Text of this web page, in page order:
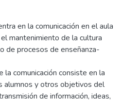
en la comunicación en el aula
mantenimiento de la cultura
de procesos de enseñanza-
comunicación consiste en la
alumnos y otros objetivos del
de información, ideas,